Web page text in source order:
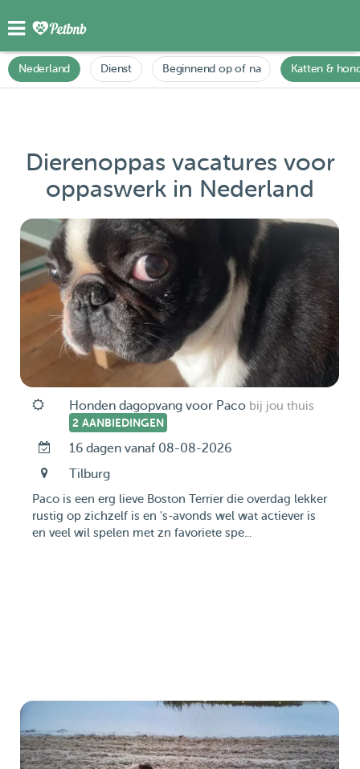
Nederland Dienst Beginnend op of na Katten &
Dierenoppas vacatures voor
oppaswerk in Nederland
Honden dagopvang voor Paco bij jou thuis
2 AANBIEDINGEN
16 dagen vanaf 08-08-2026
Tilburg
Paco is een erg lieve Boston Terrier die overdag lekker
rustig op zichzelf is en 's-avonds wel wat actiever is
en veel wil spelen met zn favoriete spe...